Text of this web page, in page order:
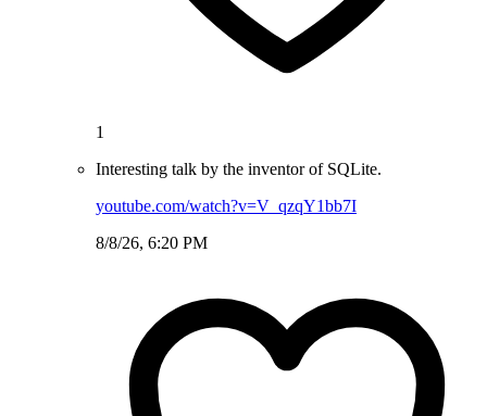
1
Interesting talk by the inventor of SQLite.
youtube.com/watch?v=V_qzqY1bb7I
8/8/26, 6:20 PM